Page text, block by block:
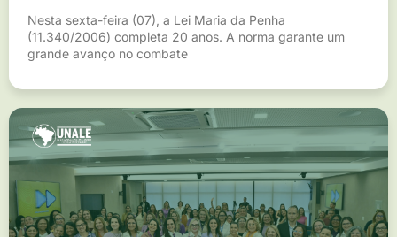
Nesta sexta-feira (07), a Lei Maria da Penha
(11.340/2006) completa 20 anos. A norma garante um
grande avanço no combate